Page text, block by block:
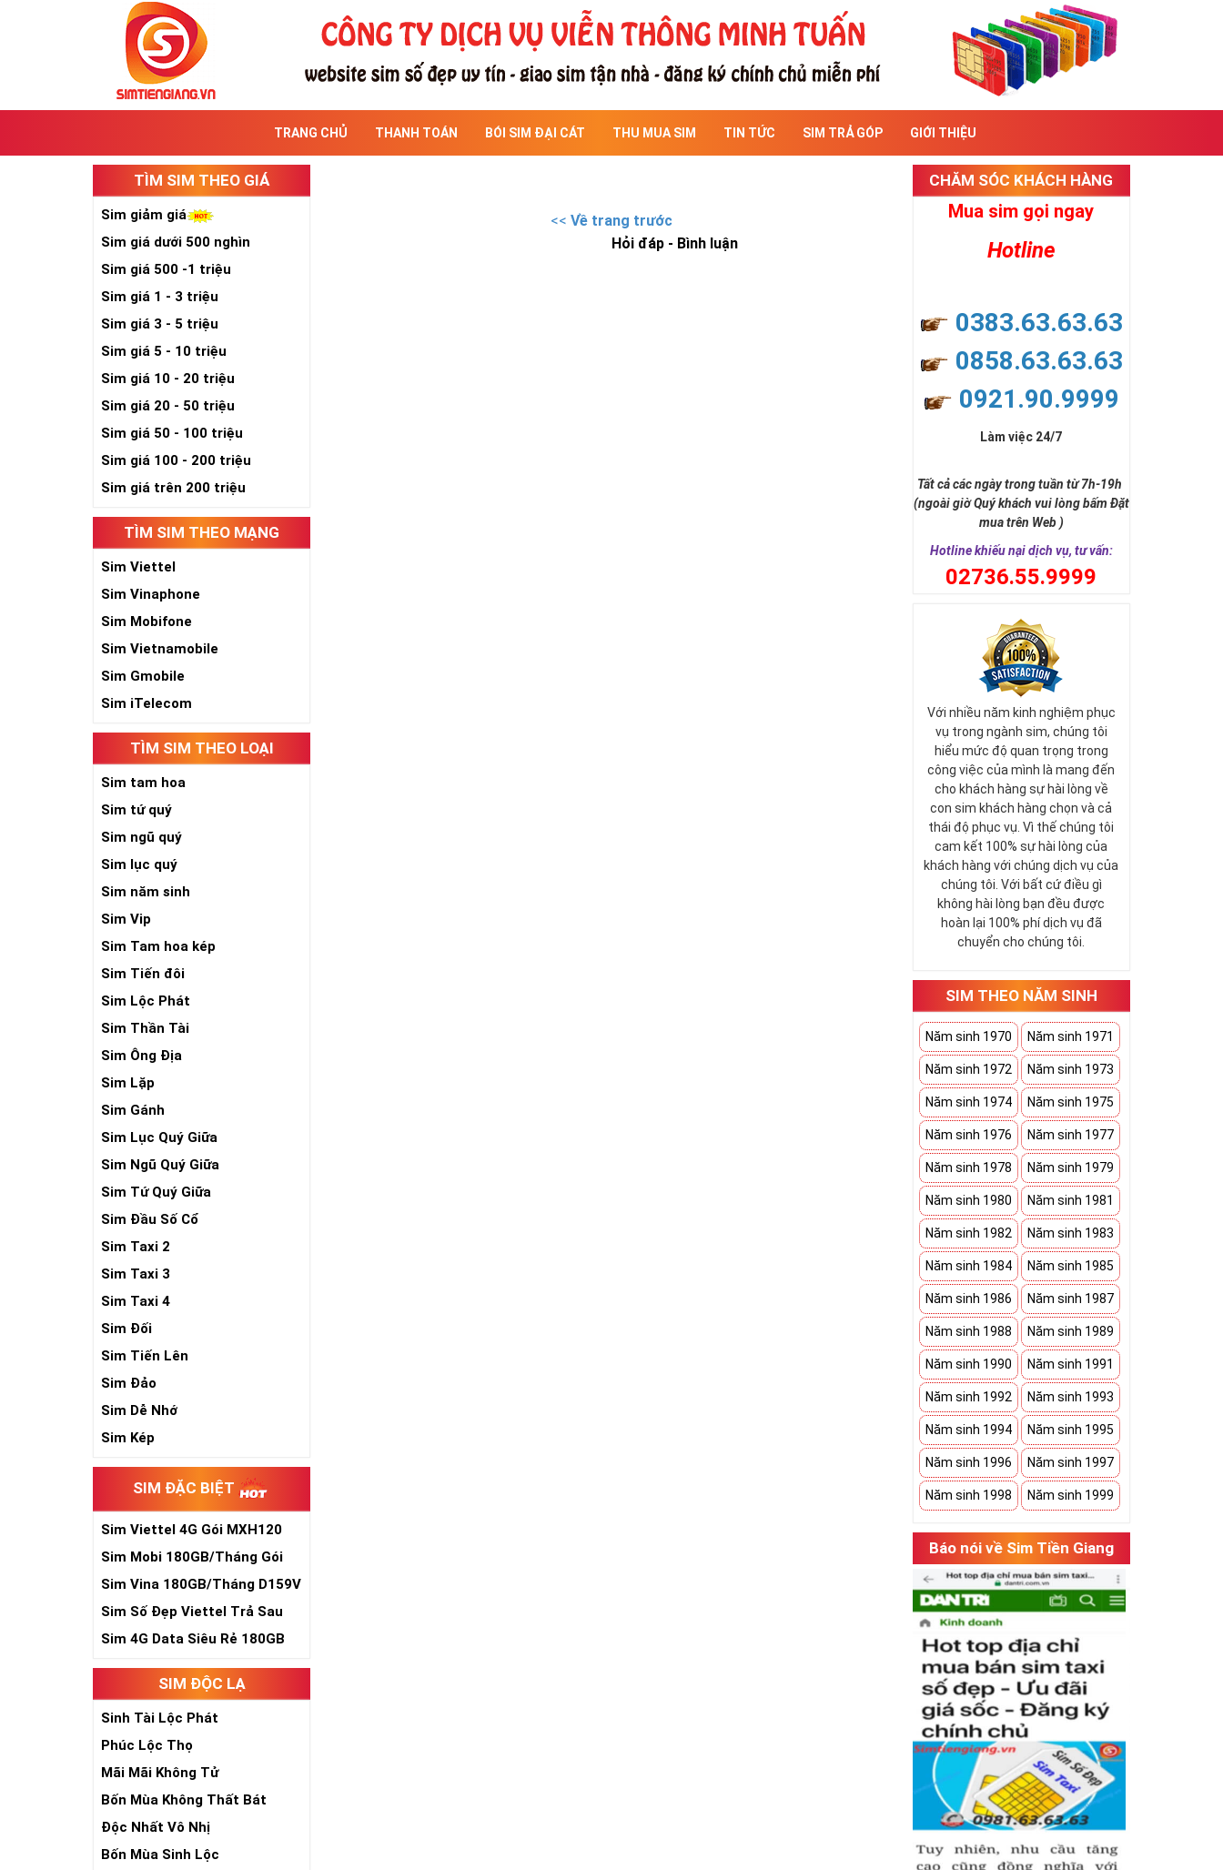
TRANG CHỦ THANH TOÁN BÓI SIM ĐẠI CÁT THU MUA SIM TIN TỨC SIM TRẢ GÓP GIỚI THIỆU
TÌM SIM THEO GIÁ
Sim giảm giá
Sim giá dưới 500 nghìn
Sim giá 500 -1 triệu
Sim giá 1 - 3 triệu
Sim giá 3 - 5 triệu
Sim giá 5 - 10 triệu
Sim giá 10 - 20 triệu
Sim giá 20 - 50 triệu
Sim giá 50 - 100 triệu
Sim giá 100 - 200 triệu
Sim giá trên 200 triệu
TÌM SIM THEO MẠNG
Sim Viettel
Sim Vinaphone
Sim Mobifone
Sim Vietnamobile
Sim Gmobile
Sim iTelecom
TÌM SIM THEO LOẠI
Sim tam hoa
Sim tứ quý
Sim ngũ quý
Sim lục quý
Sim năm sinh
Sim Vip
Sim Tam hoa kép
Sim Tiến đôi
Sim Lộc Phát
Sim Thần Tài
Sim Ông Địa
Sim Lặp
Sim Gánh
Sim Lục Quý Giữa
Sim Ngũ Quý Giữa
Sim Tứ Quý Giữa
Sim Đầu Số Cổ
Sim Taxi 2
Sim Taxi 3
Sim Taxi 4
Sim Đối
Sim Tiến Lên
Sim Đảo
Sim Dễ Nhớ
Sim Kép
SIM ĐẶC BIỆT
Sim Viettel 4G Gói MXH120
Siêu Rẻ
Sim Mobi 180GB/Tháng Gói
TK159
Sim Vina 180GB/Tháng D159V
Sim Số Đẹp Viettel Trả Sau
Sim 4G Data Siêu Rẻ 180GB
SIM ĐỘC LẠ
Sinh Tài Lộc Phát
Phúc Lộc Thọ
Mãi Mãi Không Tử
Bốn Mùa Không Thất Bát
Độc Nhất Vô Nhị
Bốn Mùa Sinh Lộc
<< Về trang trước
Hỏi đáp - Bình luận
CHĂM SÓC KHÁCH HÀNG
Mua sim gọi ngay
Hotline
0383.63.63.63
0858.63.63.63
0921.90.9999
Làm việc 24/7
Tất cả các ngày trong tuần từ 7h-19h
(ngoài giờ Quý khách vui lòng bấm Đặt
mua trên Web )
Hotline khiếu nại dịch vụ, tư vấn:
02736.55.9999
Với nhiều năm kinh nghiệm phục
vụ trong ngành sim, chúng tôi
hiểu mức độ quan trọng trong
công việc của mình là mang đến
cho khách hàng sự hài lòng về
con sim khách hàng chọn và cả
thái độ phục vụ. Vì thế chúng tôi
cam kết 100% sự hài lòng của
khách hàng với chúng dịch vụ của
chúng tôi. Với bất cứ điều gì
không hài lòng bạn đều được
hoàn lại 100% phí dịch vụ đã
chuyển cho chúng tôi.
SIM THEO NĂM SINH
Năm sinh 1970 Năm sinh 1971
Năm sinh 1972 Năm sinh 1973
Năm sinh 1974 Năm sinh 1975
Năm sinh 1976 Năm sinh 1977
Năm sinh 1978 Năm sinh 1979
Năm sinh 1980 Năm sinh 1981
Năm sinh 1982 Năm sinh 1983
Năm sinh 1984 Năm sinh 1985
Năm sinh 1986 Năm sinh 1987
Năm sinh 1988 Năm sinh 1989
Năm sinh 1990 Năm sinh 1991
Năm sinh 1992 Năm sinh 1993
Năm sinh 1994 Năm sinh 1995
Năm sinh 1996 Năm sinh 1997
Năm sinh 1998 Năm sinh 1999
Báo nói về Sim Tiền Giang